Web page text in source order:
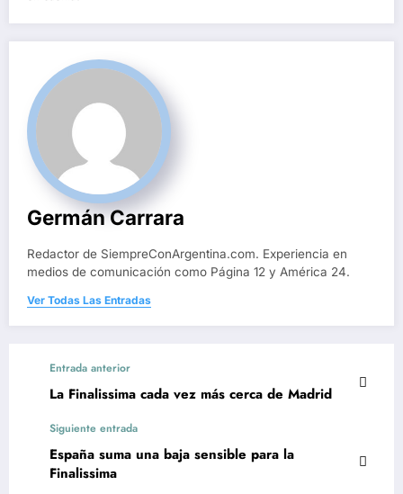
Germán Carrara
Redactor de SiempreConArgentina.com. Experiencia en
medios de comunicación como Página 12 y América 24.
Ver Todas Las Entradas
Entrada anterior
La Finalissima cada vez más cerca de Madrid
Siguiente entrada
España suma una baja sensible para la
Finalissima